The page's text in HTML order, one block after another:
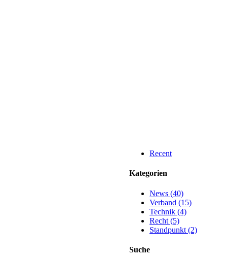
Recent
Kategorien
News (40)
Verband (15)
Technik (4)
Recht (5)
Standpunkt (2)
Suche